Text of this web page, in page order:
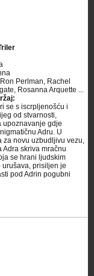
Perlman, Rachel
Rosanna Arquette ...
se s iscrpljenošću i
od stvarnosti,
upoznavanje gdje
Adru. U
za novu uzbudljivu vezu,
Adra skriva mračnu
se hrani ljudskim
urušava, prisiljen je
pod Adrin pogubni